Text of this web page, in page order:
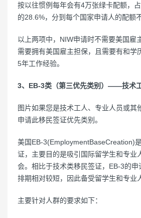
按以往惯例每年会有4万张绿卡配额，
的28.6%，分到每个国家申请人的配额
以上两项中，NIW申请时不需要美国雇
需要拥有美国雇主担保，且需要有和学
5年工作经验。
3、EB-3类（第三优先类别）——技术
图片如果您是技术工人、专业人员或其
申请此移民签证优先类别。
美国EB-3(EmploymentBaseCreation)
证，主要目的是吸引国际留学生和专业
会。相比于技术类移民签证，EB-3的申
排期相对较短，因此备受留学生和专业
主要针对人群的要求如下：